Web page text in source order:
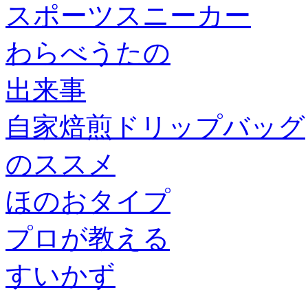
スポーツスニーカー
わらべうたの
出来事
自家焙煎ドリップバッグ
のススメ
ほのおタイプ
プロが教える
すいかず